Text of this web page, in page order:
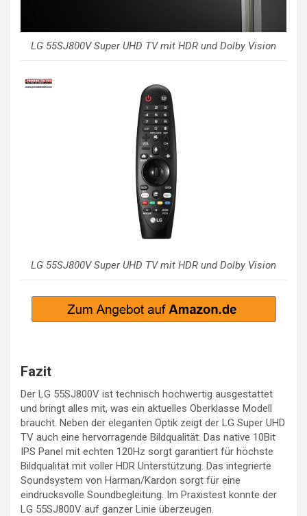
LG 55SJ800V Super UHD TV mit HDR und Dolby Vision
LG 55SJ800V Super UHD TV mit HDR und Dolby Vision
Fazit
Der LG 55SJ800V ist technisch hochwertig ausgestattet
und bringt alles mit, was ein aktuelles Oberklasse Modell
braucht. Neben der eleganten Optik zeigt der LG Super UHD
TV auch eine hervorragende Bildqualität. Das native 10Bit
IPS Panel mit echten 120Hz sorgt garantiert für höchste
Bildqualität mit voller HDR Unterstützung. Das integrierte
Soundsystem von Harman/Kardon sorgt für eine
eindrucksvolle Soundbegleitung. Im Praxistest konnte der
LG 55SJ800V auf ganzer Linie überzeugen.